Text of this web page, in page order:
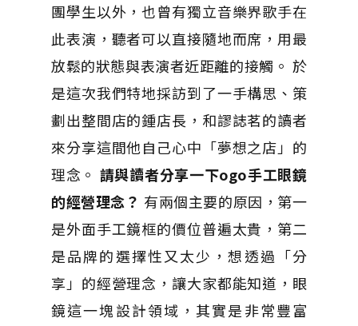
團學生以外，也曾有獨立音樂界歌手在
此表演，聽者可以直接隨地而席，用最
放鬆的狀態與表演者近距離的接觸。 於
是這次我們特地採訪到了一手構思、策
劃出整間店的鍾店長，和謬誌茗的讀者
來分享這間他自己心中「夢想之店」的
理念。 請與讀者分享一下ogo手工眼鏡
的經營理念？ 有兩個主要的原因，第一
是外面手工鏡框的價位普遍太貴，第二
是品牌的選擇性又太少，想透過「分
享」的經營理念，讓大家都能知道，眼
鏡這一塊設計領域，其實是非常豐富